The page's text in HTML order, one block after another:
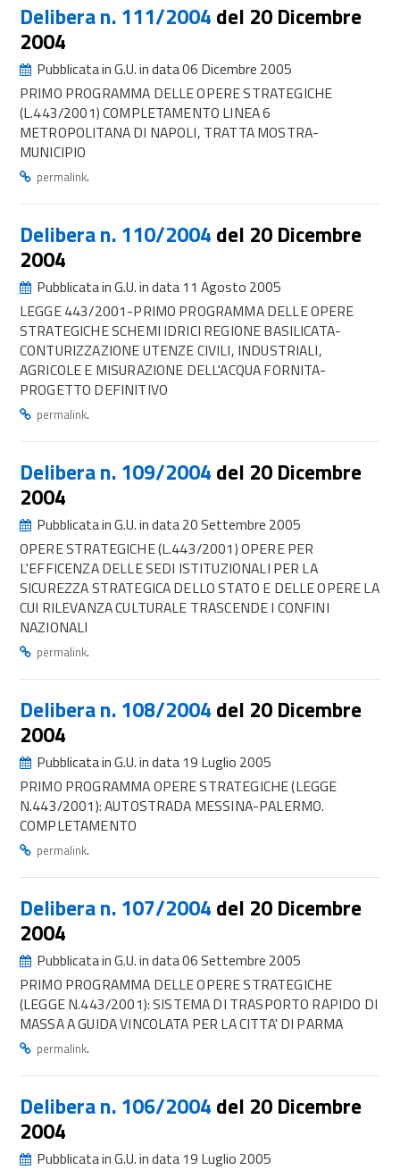
Delibera n. 111/2004 del 20 Dicembre
2004
Pubblicata in G.U. in data 06 Dicembre 2005
PRIMO PROGRAMMA DELLE OPERE STRATEGICHE
(L.443/2001) COMPLETAMENTO LINEA 6
METROPOLITANA DI NAPOLI, TRATTA MOSTRA-
MUNICIPIO
permalink.
Delibera n. 110/2004 del 20 Dicembre
2004
Pubblicata in G.U. in data 11 Agosto 2005
LEGGE 443/2001-PRIMO PROGRAMMA DELLE OPERE
STRATEGICHE SCHEMI IDRICI REGIONE BASILICATA-
CONTURIZZAZIONE UTENZE CIVILI, INDUSTRIALI,
AGRICOLE E MISURAZIONE DELL'ACQUA FORNITA-
PROGETTO DEFINITIVO
permalink.
Delibera n. 109/2004 del 20 Dicembre
2004
Pubblicata in G.U. in data 20 Settembre 2005
OPERE STRATEGICHE (L.443/2001) OPERE PER
L'EFFICENZA DELLE SEDI ISTITUZIONALI PER LA
SICUREZZA STRATEGICA DELLO STATO E DELLE OPERE LA
CUI RILEVANZA CULTURALE TRASCENDE I CONFINI
NAZIONALI
permalink.
Delibera n. 108/2004 del 20 Dicembre
2004
Pubblicata in G.U. in data 19 Luglio 2005
PRIMO PROGRAMMA OPERE STRATEGICHE (LEGGE
N.443/2001): AUTOSTRADA MESSINA-PALERMO.
COMPLETAMENTO
permalink.
Delibera n. 107/2004 del 20 Dicembre
2004
Pubblicata in G.U. in data 06 Settembre 2005
PRIMO PROGRAMMA DELLE OPERE STRATEGICHE
(LEGGE N.443/2001): SISTEMA DI TRASPORTO RAPIDO DI
MASSA A GUIDA VINCOLATA PER LA CITTA' DI PARMA
permalink.
Delibera n. 106/2004 del 20 Dicembre
2004
Pubblicata in G.U. in data 19 Luglio 2005